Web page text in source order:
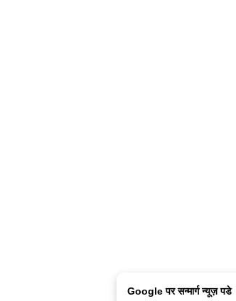
Google पर सन्मार्ग न्यूज़